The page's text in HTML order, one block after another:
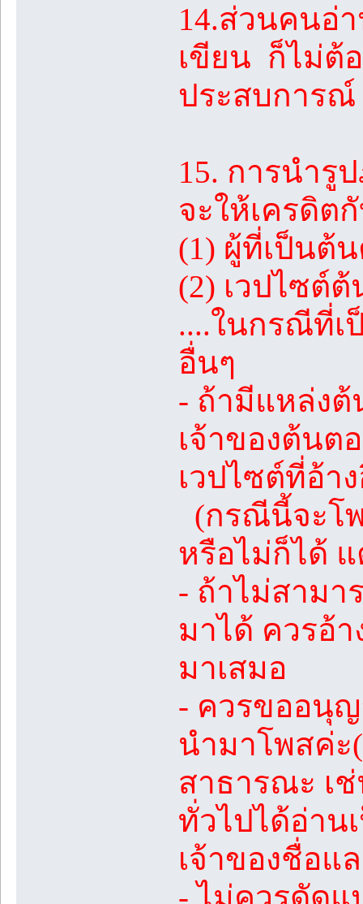
14.ส่วนคนอ่
เขียน ก็ไม่ต้
ประสบการ
15. การนำรู
จะให้เครดิต
(1) ผู้ที่เป็นต้
(2) เวปไซต์
....ในกรณีที่เ
อื่นๆ
- ถ้ามีแหล่ง
เจ้าของต้น
เวปไซต์ที่อ้า
(กรณีนี้จะโ
หรือไม่ก็ได้
- ถ้าไม่สามา
มาได้ ควรอ้
มาเสมอ
- ควรขออนุญ
นำมาโพสค่ะ
สาธารณะ เ
ทั่วไปได้อ่าน
เจ้าของชื่อแ
- ไม่ควรดัดแ